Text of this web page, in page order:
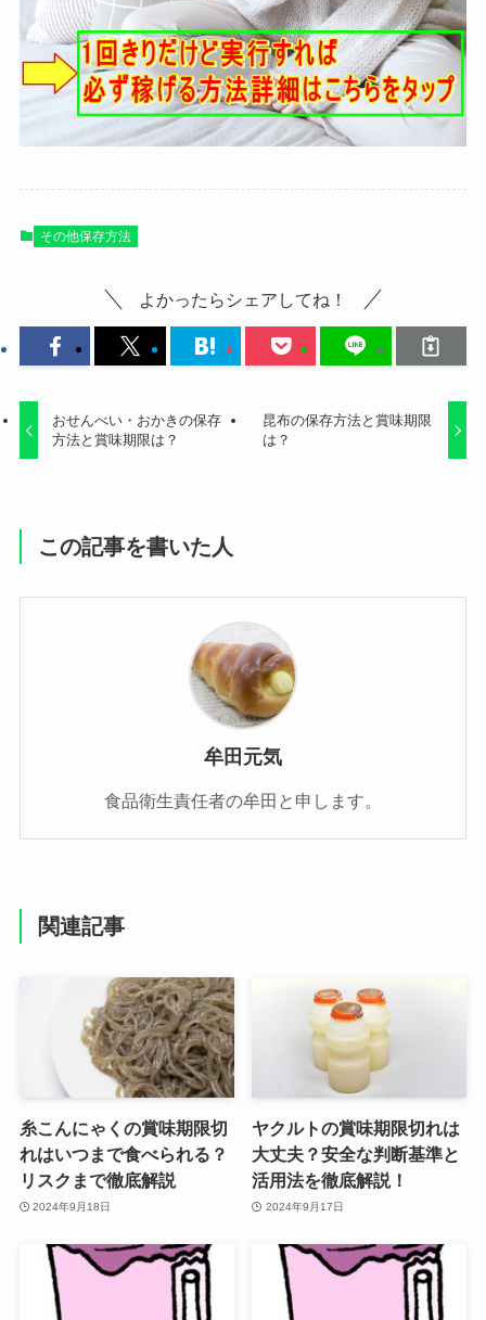
その他保存方法
よかったらシェアしてね！
おせんべい・おかきの保存
方法と賞味期限は？
昆布の保存方法と賞味期限
は？
この記事を書いた人
牟田元気
食品衛生責任者の牟田と申します。
関連記事
糸こんにゃくの賞味期限切
れはいつまで食べられる？
リスクまで徹底解説
2024年9月18日
ヤクルトの賞味期限切れは
大丈夫？安全な判断基準と
活用法を徹底解説！
2024年9月17日